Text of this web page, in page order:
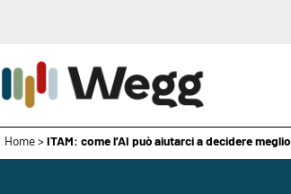
Home>ITAM: come l’AI può aiutarci a decidere meglio